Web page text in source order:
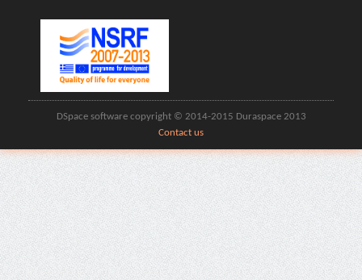
DSpace software copyright © 2014-2015 Duraspace 2013
Contact us